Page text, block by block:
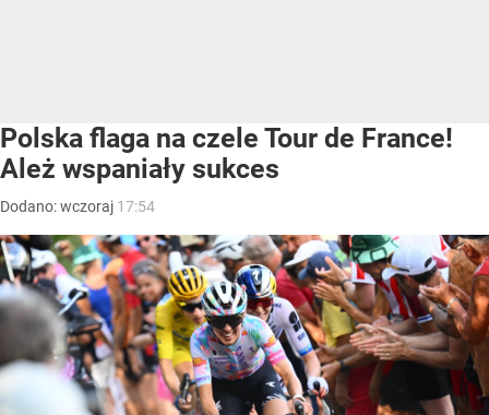
Polska flaga na czele Tour de France!
Ależ wspaniały sukces
Dodano:wczoraj 17:54